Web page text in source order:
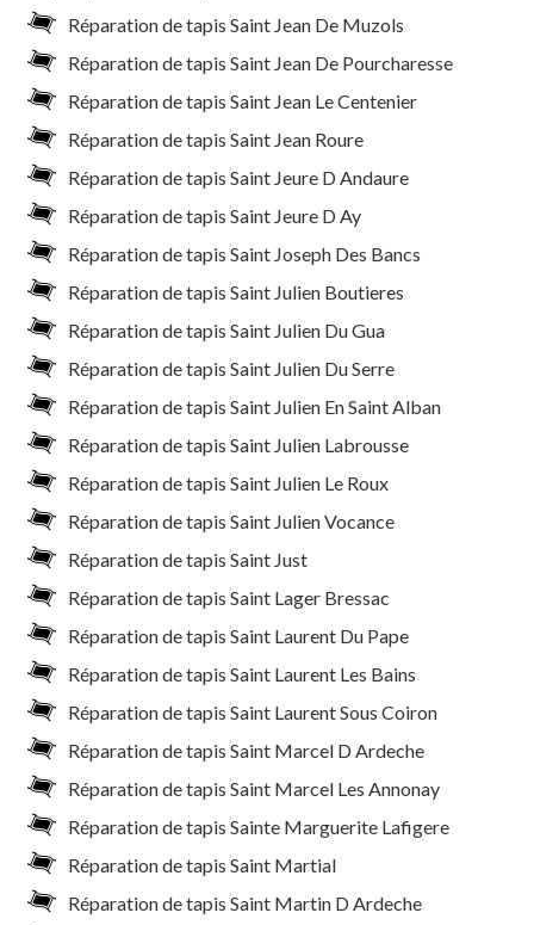
Réparation de tapis Saint Jean De Muzols
Réparation de tapis Saint Jean De Pourcharesse
Réparation de tapis Saint Jean Le Centenier
Réparation de tapis Saint Jean Roure
Réparation de tapis Saint Jeure D Andaure
Réparation de tapis Saint Jeure D Ay
Réparation de tapis Saint Joseph Des Bancs
Réparation de tapis Saint Julien Boutieres
Réparation de tapis Saint Julien Du Gua
Réparation de tapis Saint Julien Du Serre
Réparation de tapis Saint Julien En Saint Alban
Réparation de tapis Saint Julien Labrousse
Réparation de tapis Saint Julien Le Roux
Réparation de tapis Saint Julien Vocance
Réparation de tapis Saint Just
Réparation de tapis Saint Lager Bressac
Réparation de tapis Saint Laurent Du Pape
Réparation de tapis Saint Laurent Les Bains
Réparation de tapis Saint Laurent Sous Coiron
Réparation de tapis Saint Marcel D Ardeche
Réparation de tapis Saint Marcel Les Annonay
Réparation de tapis Sainte Marguerite Lafigere
Réparation de tapis Saint Martial
Réparation de tapis Saint Martin D Ardeche